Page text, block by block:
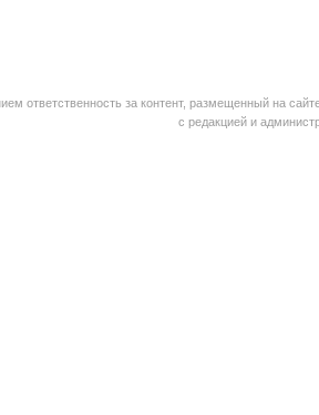
ответственность за контент, размещенный на
с редакцией и